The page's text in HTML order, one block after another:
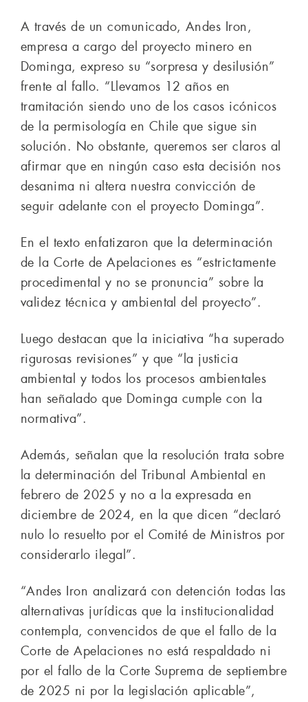
A través de un comunicado, Andes Iron,
empresa a cargo del proyecto minero en
Dominga, expreso su “sorpresa y desilusión”
frente al fallo. “Llevamos 12 años en
tramitación siendo uno de los casos icónicos
de la permisología en Chile que sigue sin
solución. No obstante, queremos ser claros al
afirmar que en ningún caso esta decisión nos
desanima ni altera nuestra convicción de
seguir adelante con el proyecto Dominga”.
En el texto enfatizaron que la determinación
de la Corte de Apelaciones es “estrictamente
procedimental y no se pronuncia” sobre la
validez técnica y ambiental del proyecto”.
Luego destacan que la iniciativa “ha superado
rigurosas revisiones” y que “la justicia
ambiental y todos los procesos ambientales
han señalado que Dominga cumple con la
normativa”.
Además, señalan que la resolución trata sobre
la determinación del Tribunal Ambiental en
febrero de 2025 y no a la expresada en
diciembre de 2024, en la que dicen “declaró
nulo lo resuelto por el Comité de Ministros por
considerarlo ilegal”.
“Andes Iron analizará con detención todas las
alternativas jurídicas que la institucionalidad
contempla, convencidos de que el fallo de la
Corte de Apelaciones no está respaldado ni
por el fallo de la Corte Suprema de septiembre
de 2025 ni por la legislación aplicable”,